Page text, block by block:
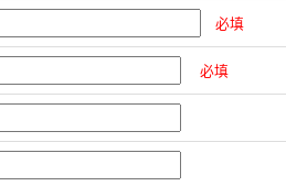
必填
必填